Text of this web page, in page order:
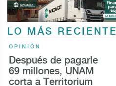
LO MÁS RECIENTE
OPINIÓN
Después de pagarle
69 millones, UNAM
corta a Territorium